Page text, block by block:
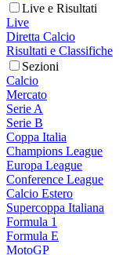
Live e Risultati
Live
Diretta Calcio
Risultati e Classifiche
Sezioni
Calcio
Mercato
Serie A
Serie B
Coppa Italia
Champions League
Europa League
Conference League
Calcio Estero
Supercoppa Italiana
Formula 1
Formula E
MotoGP